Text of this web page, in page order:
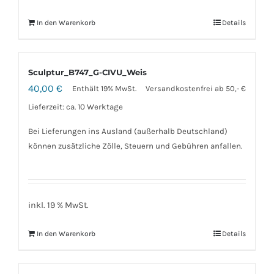
In den Warenkorb Details
Sculptur_B747_G-CIVU_Weis
40,00 € Enthält 19% MwSt.
Versandkostenfrei ab 50,- €
Lieferzeit: ca. 10 Werktage
Bei Lieferungen ins Ausland (außerhalb Deutschland)
können zusätzliche Zölle, Steuern und Gebühren anfallen.
inkl. 19 % MwSt.
In den Warenkorb Details